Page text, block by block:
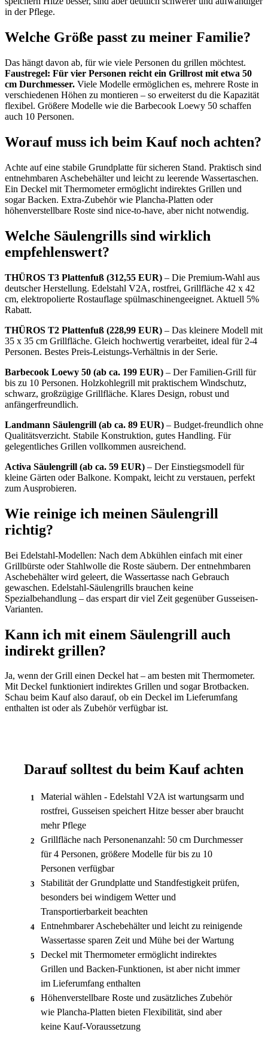
in der Pflege.
Welche Größe passt zu meiner Familie?
Das hängt davon ab, für wie viele Personen du grillen möchtest.
Faustregel: Für vier Personen reicht ein Grillrost mit etwa 50
cm Durchmesser. Viele Modelle ermöglichen es, mehrere Roste in
verschiedenen Höhen zu montieren – so erweiterst du die Kapazität
flexibel. Größere Modelle wie die Barbecook Loewy 50 schaffen
auch 10 Personen.
Worauf muss ich beim Kauf noch achten?
Achte auf eine stabile Grundplatte für sicheren Stand. Praktisch sind
entnehmbaren Aschebehälter und leicht zu leerende Wassertaschen.
Ein Deckel mit Thermometer ermöglicht indirektes Grillen und
sogar Backen. Extra-Zubehör wie Plancha-Platten oder
höhenverstellbare Roste sind nice-to-have, aber nicht notwendig.
Welche Säulengrills sind wirklich
empfehlenswert?
THÜROS T3 Plattenfuß (312,55 EUR) – Die Premium-Wahl aus
deutscher Herstellung. Edelstahl V2A, rostfrei, Grillfläche 42 x 42
cm, elektropolierte Rostauflage spülmaschinengeeignet. Aktuell 5%
Rabatt.
THÜROS T2 Plattenfuß (228,99 EUR) – Das kleinere Modell mit
35 x 35 cm Grillfläche. Gleich hochwertig verarbeitet, ideal für 2-4
Personen. Bestes Preis-Leistungs-Verhältnis in der Serie.
Barbecook Loewy 50 (ab ca. 199 EUR) – Der Familien-Grill für
bis zu 10 Personen. Holzkohlegrill mit praktischem Windschutz,
schwarz, großzügige Grillfläche. Klares Design, robust und
anfängerfreundlich.
Landmann Säulengrill (ab ca. 89 EUR) – Budget-freundlich ohne
Qualitätsverzicht. Stabile Konstruktion, gutes Handling. Für
gelegentliches Grillen vollkommen ausreichend.
Activa Säulengrill (ab ca. 59 EUR) – Der Einstiegsmodell für
kleine Gärten oder Balkone. Kompakt, leicht zu verstauen, perfekt
zum Ausprobieren.
Wie reinige ich meinen Säulengrill
richtig?
Bei Edelstahl-Modellen: Nach dem Abkühlen einfach mit einer
Grillbürste oder Stahlwolle die Roste säubern. Der entnehmbaren
Aschebehälter wird geleert, die Wassertasse nach Gebrauch
gewaschen. Edelstahl-Säulengrills brauchen keine
Spezialbehandlung – das erspart dir viel Zeit gegenüber Gusseisen-
Varianten.
Kann ich mit einem Säulengrill auch
indirekt grillen?
Ja, wenn der Grill einen Deckel hat – am besten mit Thermometer.
Mit Deckel funktioniert indirektes Grillen und sogar Brotbacken.
Schau beim Kauf also darauf, ob ein Deckel im Lieferumfang
enthalten ist oder als Zubehör verfügbar ist.
Darauf solltest du beim Kauf achten
1
Material wählen - Edelstahl V2A ist wartungsarm und
rostfrei, Gusseisen speichert Hitze besser aber braucht
mehr Pflege
2
Grillfläche nach Personenanzahl: 50 cm Durchmesser
für 4 Personen, größere Modelle für bis zu 10
Personen verfügbar
3
Stabilität der Grundplatte und Standfestigkeit prüfen,
besonders bei windigem Wetter und
Transportierbarkeit beachten
4
Entnehmbarer Aschebehälter und leicht zu reinigende
Wassertasse sparen Zeit und Mühe bei der Wartung
5
Deckel mit Thermometer ermöglicht indirektes
Grillen und Backen-Funktionen, ist aber nicht immer
im Lieferumfang enthalten
6
Höhenverstellbare Roste und zusätzliches Zubehör
wie Plancha-Platten bieten Flexibilität, sind aber
keine Kauf-Voraussetzung